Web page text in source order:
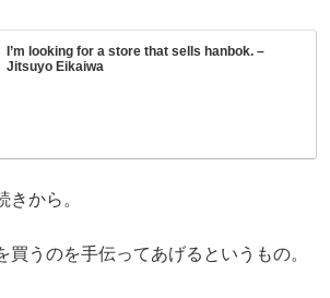
I’m looking for a store that sells hanbok. –
Jitsuyo Eikaiwa
きから。
買うのを手伝ってあげるというもの。